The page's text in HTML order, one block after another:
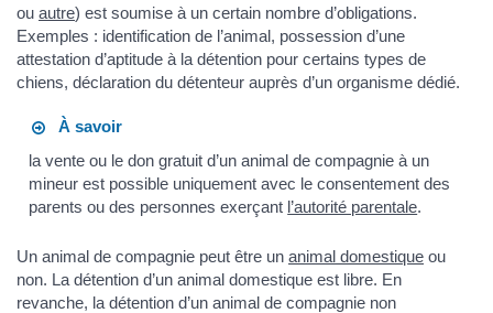
ou autre) est soumise à un certain nombre d’obligations.
Exemples : identification de l’animal, possession d’une
attestation d’aptitude à la détention pour certains types de
chiens, déclaration du détenteur auprès d’un organisme dédié.
À savoir
la vente ou le don gratuit d’un animal de compagnie à un
mineur est possible uniquement avec le consentement des
parents ou des personnes exerçant l’autorité parentale.
Un animal de compagnie peut être un animal domestique ou
non. La détention d’un animal domestique est libre. En
revanche, la détention d’un animal de compagnie non